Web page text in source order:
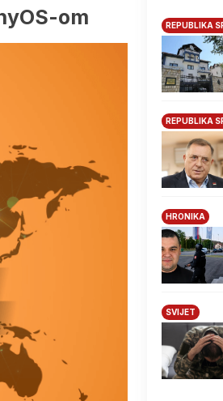
om REPUBLIKA
REPUBLIKA
HRONIKA
SVIJET